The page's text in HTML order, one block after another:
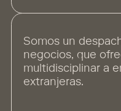
Somos un
negocios, que
multidisciplinar a
extranjeras.